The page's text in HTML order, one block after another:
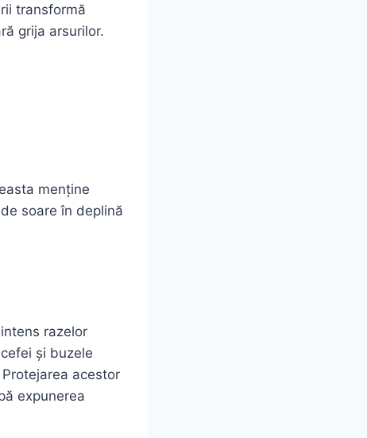
transformă
grija arsurilor.
menține
soare în deplină
razelor
și buzele
acestor
expunerea